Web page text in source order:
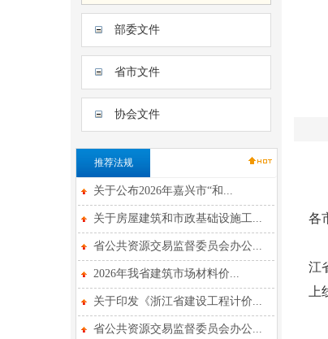
部委文件
省市文件
协会文件
推荐法规
关于公布2026年嘉兴市“和...
关于房屋建筑和市政基础设施工...
省公共资源交易监督委员会办公...
2026年我省建筑市场材料价...
关于印发《浙江省建设工程计价...
省公共资源交易监督委员会办公...
各
江